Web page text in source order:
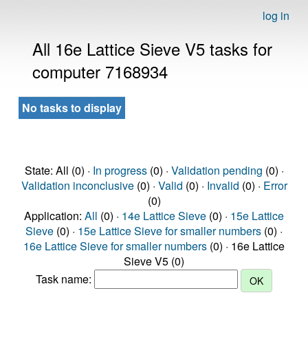
log in
All 16e Lattice Sieve V5 tasks for
computer 7168934
No tasks to display
State: All (0) · In progress(0) · Validation pending (0) ·
Validation inconclusive(0) · Valid (0) · Invalid (0) · Error
(0)
Application: All (0) · 14e Lattice Sieve (0) · 15e Lattice
Sieve (0) · 15e Lattice Sieve for smaller numbers (0) ·
16e Lattice Sieve for smaller numbers (0) · 16e Lattice
Sieve V5 (0)
Task name: